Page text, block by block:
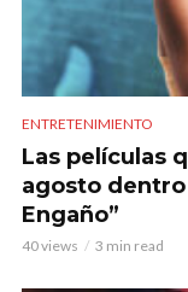
ENTRETENIMIENTO
Las películas
agosto
Engaño”
40 views 3 min read